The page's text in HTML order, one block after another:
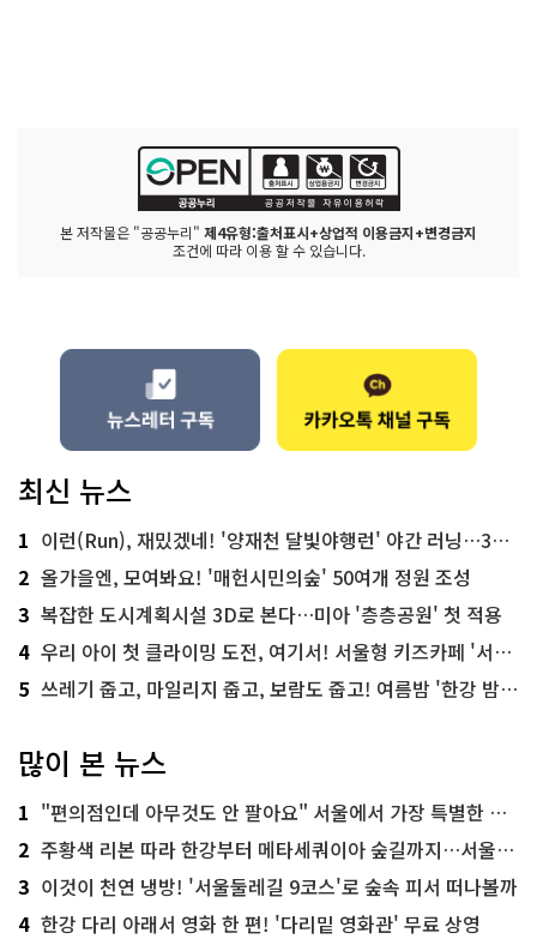
본 저작물은 "공공누리" 제4유형:출처표시+상업적 이용금지+변경금지
조건에 따라 이용 할 수 있습니다.
최신 뉴스
1 이런(Run), 재밌겠네! '양재천 달빛야행런' 야간 러닝…300명 모집
2 올가을엔, 모여봐요! '매헌시민의숲' 50여개 정원 조성
3 복잡한 도시계획시설 3D로 본다…미아 '층층공원' 첫 적용
4 우리 아이 첫 클라이밍 도전, 여기서! 서울형 키즈카페 '서울가족플라자점'
5 쓰레기 줍고, 마일리지 줍고, 보람도 줍고! 여름밤 '한강 밤마실 줍깅'
많이 본 뉴스
1 "편의점인데 아무것도 안 팔아요" 서울에서 가장 특별한 편의점의 정체
2 주황색 리본 따라 한강부터 메타세쿼이아 숲길까지…서울둘레길 15코스
3 이것이 천연 냉방! '서울둘레길 9코스'로 숲속 피서 떠나볼까
4 한강 다리 아래서 영화 한 편! '다리밑 영화관' 무료 상영